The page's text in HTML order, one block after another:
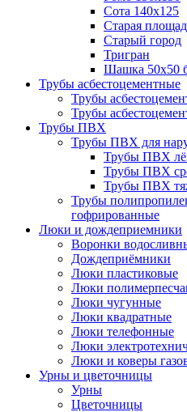
Сота 140х125
Старая
Старый город
Тригран
Шашка 50х50
Трубы асбестоцементные
Трубы
Трубы
Трубы ПВХ
Трубы ПВХ для
Трубы ПВХ
Трубы ПВХ
Трубы ПВХ
Трубы
гофрированные
Люки и дождеприемники
Воронки
Дождеприёмники
Люки пластиковые
Люки
Люки чугунные
Люки квадратные
Люки телефонные
Люки
Люки и коверы
Урны и цветочницы
Урны
Цветочницы